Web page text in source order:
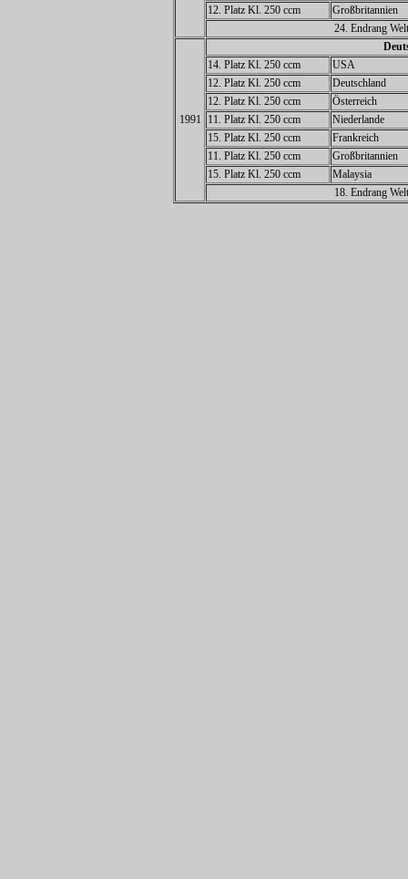
12. Platz Kl. 250 ccm
Großbritannien
24. Endrang
1991
14. Platz Kl. 250 ccm
USA
12. Platz Kl. 250 ccm
Deutschland
12. Platz Kl. 250 ccm
Österreich
11. Platz Kl. 250 ccm
Niederlande
15. Platz Kl. 250 ccm
Frankreich
11. Platz Kl. 250 ccm
Großbritannien
15. Platz Kl. 250 ccm
Malaysia
18. Endrang